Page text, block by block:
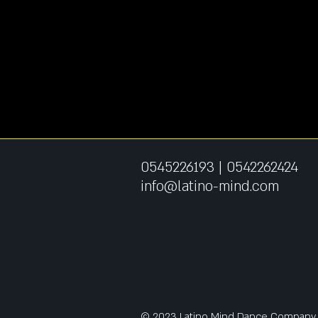
0542262424
|
0545226193
info@latino-mind.com